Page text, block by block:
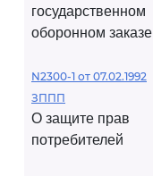
государственном
оборонном заказе
N2300-1 от 07.02.1992
ЗППП
О защите прав
потребителей